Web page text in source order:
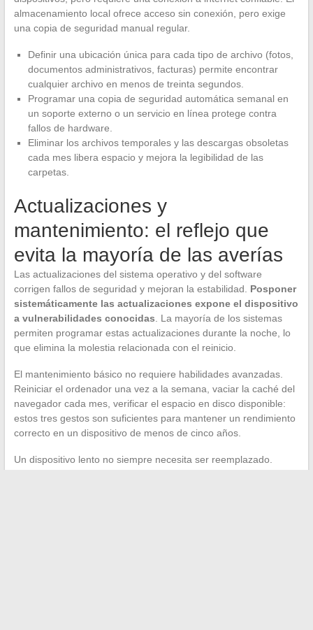
almacenamiento local ofrece acceso sin conexión, pero exige
una copia de seguridad manual regular.
Definir una ubicación única para cada tipo de archivo (fotos,
documentos administrativos, facturas) permite encontrar
cualquier archivo en menos de treinta segundos.
Programar una copia de seguridad automática semanal en
un soporte externo o un servicio en línea protege contra
fallos de hardware.
Eliminar los archivos temporales y las descargas obsoletas
cada mes libera espacio y mejora la legibilidad de las
carpetas.
Actualizaciones y
mantenimiento: el reflejo que
evita la mayoría de las averías
Las actualizaciones del sistema operativo y del software
corrigen fallos de seguridad y mejoran la estabilidad. Posponer
sistemáticamente las actualizaciones expone el dispositivo
a vulnerabilidades conocidas . La mayoría de los sistemas
permiten programar estas actualizaciones durante la noche, lo
que elimina la molestia relacionada con el reinicio.
El mantenimiento básico no requiere habilidades avanzadas.
Reiniciar el ordenador una vez a la semana, vaciar la caché del
navegador cada mes, verificar el espacio en disco disponible:
estos tres gestos son suficientes para mantener un rendimiento
correcto en un dispositivo de menos de cinco años.
Un dispositivo lento no siempre necesita ser reemplazado.